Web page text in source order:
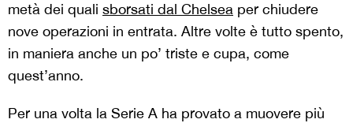
metà dei quali sborsati dal Chelsea per chiudere
nove operazioni in entrata. Altre volte è tutto spento,
in maniera anche un po’ triste e cupa, come
quest’anno.
Per una volta la Serie A ha provato a muovere più